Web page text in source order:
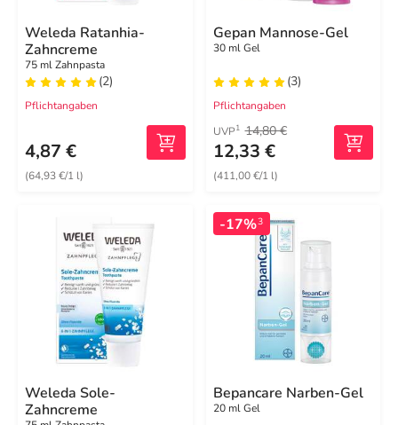
Weleda Ratanhia-
Zahncreme
75 ml Zahnpasta
(2)
Pflichtangaben
4,87 €
(64,93 €/1 l)
Gepan Mannose-Gel
30 ml Gel
(3)
Pflichtangaben
UVP1 14,80 €
12,33 €
(411,00 €/1 l)
Weleda Sole-
Zahncreme
-17%3
Bepancare Narben-Gel
20 ml Gel